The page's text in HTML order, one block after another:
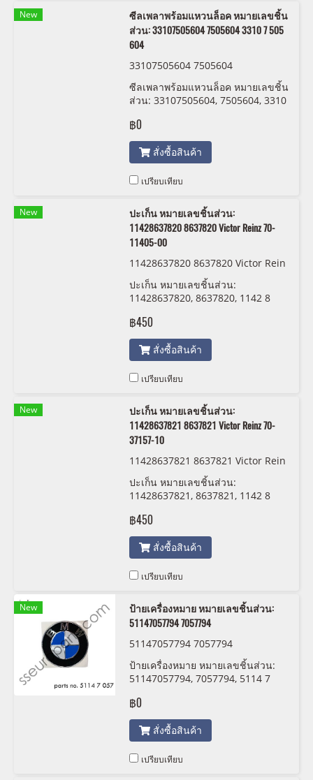
New
ซีลเพลาพร้อมแหวนล็อค หมายเลขชิ้น
ส่วน: 33107505604 7505604 3310 7 505
604
33107505604 7505604
ซีลเพลาพร้อมแหวนล็อค หมายเลขชิ้น
ส่วน: 33107505604, 7505604, 3310
฿0
สั่งซื้อสินค้า
เปรียบเทียบ
New
ปะเก็น หมายเลขชิ้นส่วน:
11428637820 8637820 Victor Reinz 70-
11405-00
11428637820 8637820 Victor Rein
z 70-11405-00
ปะเก็น หมายเลขชิ้นส่วน:
11428637820, 8637820, 1142 8
฿450
สั่งซื้อสินค้า
เปรียบเทียบ
New
ปะเก็น หมายเลขชิ้นส่วน:
11428637821 8637821 Victor Reinz 70-
37157-10
11428637821 8637821 Victor Rein
z 70-37157-10
ปะเก็น หมายเลขชิ้นส่วน:
11428637821, 8637821, 1142 8
฿450
สั่งซื้อสินค้า
เปรียบเทียบ
New
ป้ายเครื่องหมาย หมายเลขชิ้นส่วน:
51147057794 7057794
51147057794 7057794
ป้ายเครื่องหมาย หมายเลขชิ้นส่วน:
51147057794, 7057794, 5114 7
฿0
สั่งซื้อสินค้า
เปรียบเทียบ